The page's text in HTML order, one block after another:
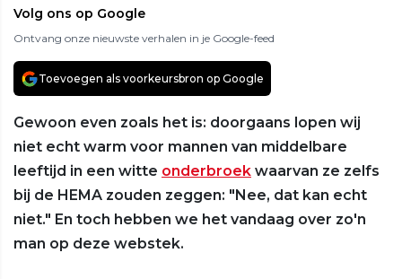
Volg ons op Google
Ontvang onze nieuwste verhalen in je Google-feed
Toevoegen als voorkeursbron op Google
Gewoon even zoals het is: doorgaans lopen wij
niet echt warm voor mannen van middelbare
leeftijd in een witte onderbroek waarvan ze zelfs
bij de HEMA zouden zeggen: "Nee, dat kan echt
niet." En toch hebben we het vandaag over zo'n
man op deze webstek.